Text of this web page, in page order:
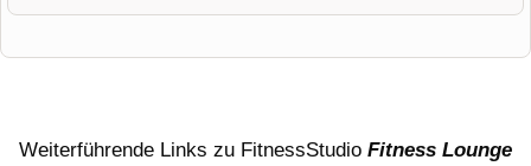
Weiterführende Links zu FitnessStudio Fitness Lounge